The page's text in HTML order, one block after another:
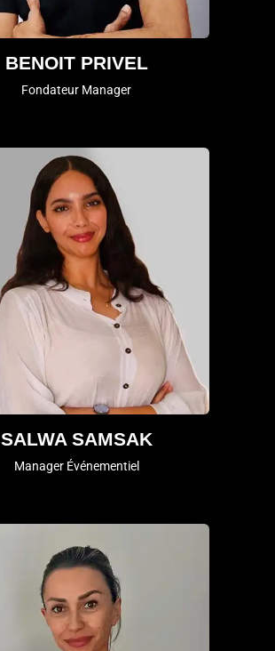
BENOIT PRIVEL
Fondateur Manager
SALWA SAMSAK
Manager Événementiel